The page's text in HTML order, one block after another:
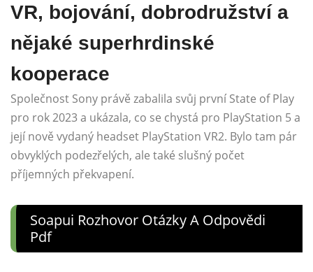
VR, bojování, dobrodružství a
nějaké superhrdinské
kooperace
Společnost Sony právě zabalila svůj první State of Play
pro rok 2023 a ukázala, co se chystá pro PlayStation 5 a
její nově vydaný headset PlayStation VR2. Bylo tam pár
obvyklých podezřelých, ale také slušný počet
příjemných překvapení.
Soapui Rozhovor Otázky A Odpovědi
Pdf